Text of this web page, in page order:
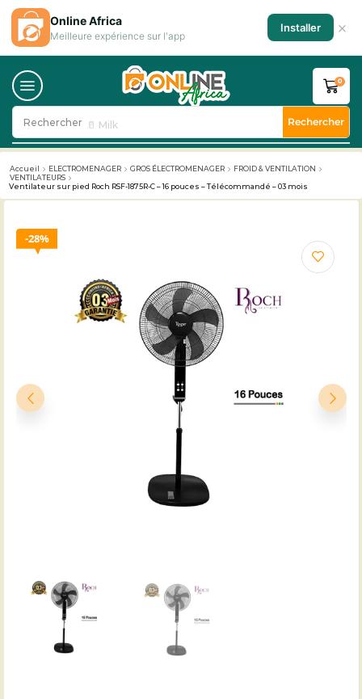
Rechercher 🥛 Milk Rechercher
0
Accueil ELECTROMENAGER GROS ÉLECTROMENAGER
FROID & VENTILATION
VENTILATEURS
Ventilateur sur pied Roch RSF-1875R-C – 16 pouces – Télécommandé – 03 mois
28%
Online Africa
Meilleure expérience sur l'app
Installer ×